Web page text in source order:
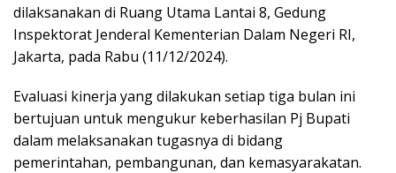
dilaksanakan di Ruang Utama Lantai 8, Gedung
Inspektorat Jenderal Kementerian Dalam Negeri RI,
Jakarta, pada Rabu (11/12/2024).
Evaluasi kinerja yang dilakukan setiap tiga bulan ini
bertujuan untuk mengukur keberhasilan Pj Bupati
dalam melaksanakan tugasnya di bidang
pemerintahan, pembangunan, dan kemasyarakatan.